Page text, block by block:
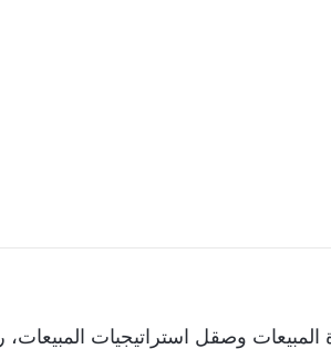
وصقل استراتيجيات